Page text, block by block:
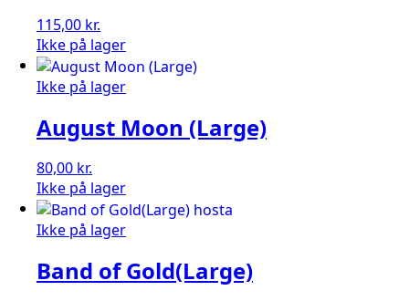
115,00 kr.
Ikke på lager
Ikke på lager
August Moon (Large)
80,00 kr.
Ikke på lager
Ikke på lager
Band of Gold(Large)